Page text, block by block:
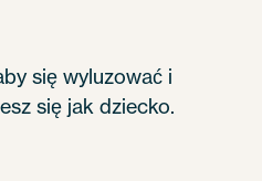
się wyluzować i
się jak dziecko.